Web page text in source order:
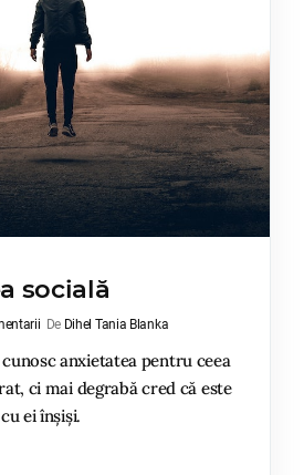
socială
De Dihel Tania Blanka
anxietatea pentru ceea
ci mai degrabă cred că este
ei înșiși.